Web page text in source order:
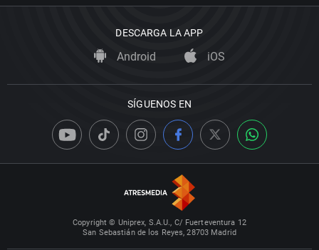
DESCARGA LA APP
Android iOS
SÍGUENOS EN
Copyright © Uniprex, S.A.U., C/ Fuerteventura 12
San Sebastián de los Reyes, 28703 Madrid